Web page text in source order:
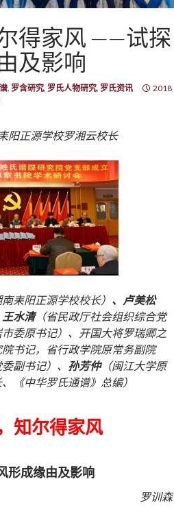
得家风 ——试探
及影响
, 罗含研究, 罗氏人物研究, 罗氏资讯
2018
阳正源学校罗湘云校长
耒阳正源学校校长） 、卢美松
王水清（省民政厅社会组织综合党
委原书记）、开国大将罗瑞卿之
书记，省行政学院原常务副院
副书记）、 孙芳仲（闽江大学原
《中华罗氏通谱》总编）
知尔得家风
形成缘由及影响
罗训森